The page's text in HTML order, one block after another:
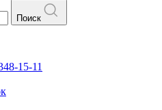
Поиск
15-11